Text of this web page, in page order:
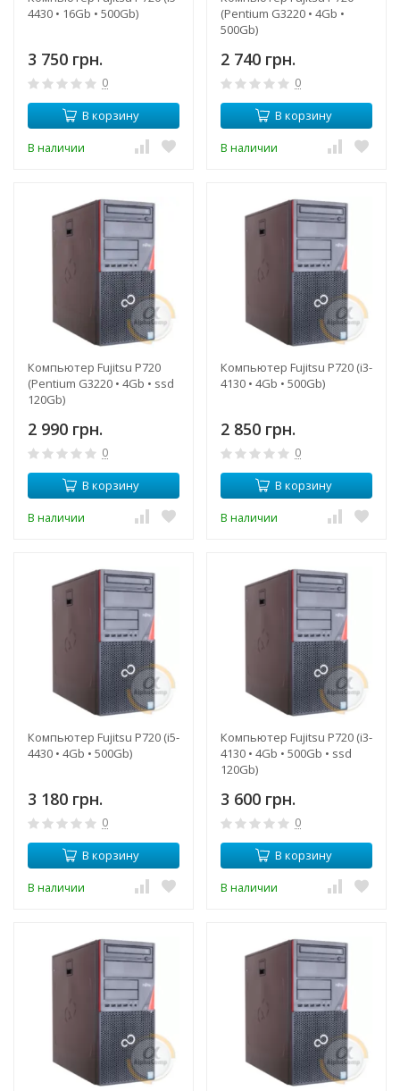
4430 • 16Gb • 500Gb)
3 750 грн.
0
В корзину
В наличии
(Pentium G3220 • 4Gb •
500Gb)
2 740 грн.
0
В корзину
В наличии
Компьютер Fujitsu P720
(Pentium G3220 • 4Gb • ssd
120Gb)
2 990 грн.
0
В корзину
В наличии
Компьютер Fujitsu P720 (i3-
4130 • 4Gb • 500Gb)
2 850 грн.
0
В корзину
В наличии
Компьютер Fujitsu P720 (i5-
4430 • 4Gb • 500Gb)
3 180 грн.
0
В корзину
В наличии
Компьютер Fujitsu P720 (i3-
4130 • 4Gb • 500Gb • ssd
120Gb)
3 600 грн.
0
В корзину
В наличии